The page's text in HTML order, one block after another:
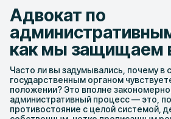
Адвокат по
как мы защищаем
Часто ли вы задумывались, почему в
государственным органом
положении? Это вполне
административный процесс — это, по
противостояние с целой системой,